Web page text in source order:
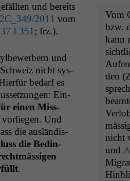
und bere­its
2C_349/2011 vom
I 351 ; frz.).
und
nicht sys­
bedarf es
Ein­
einen Miss­
Und
die aus­ländis­
die Bedin­
.
Vom
bzw.
kann
den
nicht
und